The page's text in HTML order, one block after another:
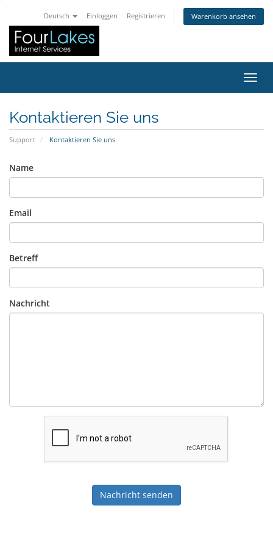
Deutsch Einloggen Registrieren Warenkorb ansehen
Kontaktieren Sie uns
Support Kontaktieren Sie uns
Name
Email
Betreff
Nachricht
Nachricht senden